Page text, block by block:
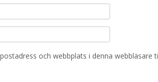
och webbplats i denna webbläsare